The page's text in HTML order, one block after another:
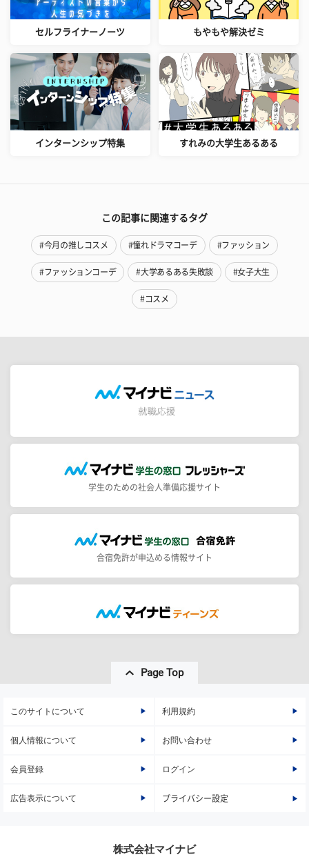
セルフライナーノーツ もやもや解決ゼミ
インターンシップ特集 すれみの大学生あるある
この記事に関連するタグ
#今月の推しコスメ #憧れドラマコーデ #ファッション
#ファッションコーデ #大学あるある失敗談 #女子大生
#コスメ
学生のための社会人準備応援サイト
合宿免許が申込める情報サイト
Page Top
このサイトについて 利用規約
個人情報について お問い合わせ
会員登録 ログイン
広告表示について プライバシー設定
株式会社マイナビ